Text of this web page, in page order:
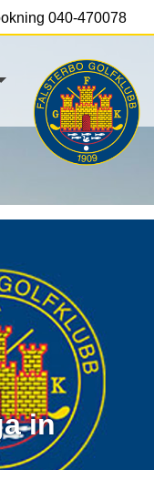
040-470078
in